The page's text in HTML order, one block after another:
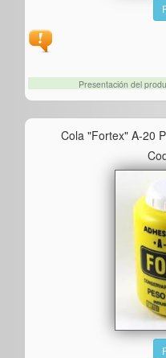
Presentación del
Cola "fortex" A-20